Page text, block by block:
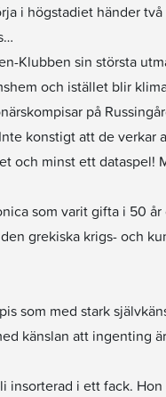
i högstadiet händer
Klubben sin största
och istället blir
på
konstigt att de verkar
och minst ett
som varit gifta i 50
grekiska krigs- och
som med stark
känslan att ingenting
insorterad i ett fack.